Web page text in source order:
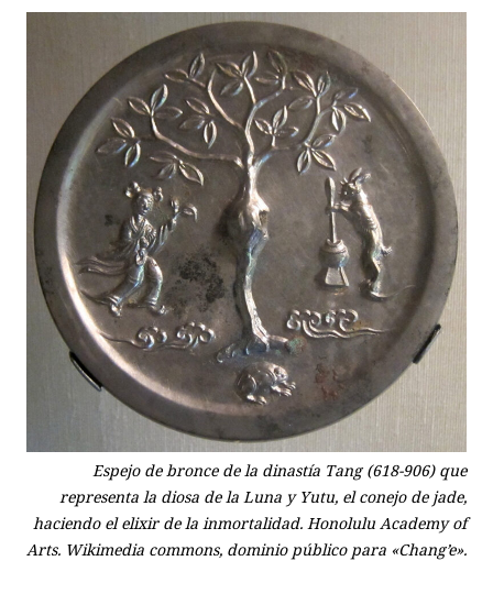
Espejo de bronce de la dinastía Tang (618-906) que
representa la diosa de la Luna y Yutu, el conejo de jade,
haciendo el elixir de la inmortalidad. Honolulu Academy of
Arts. Wikimedia commons, dominio público para «Chang’e».